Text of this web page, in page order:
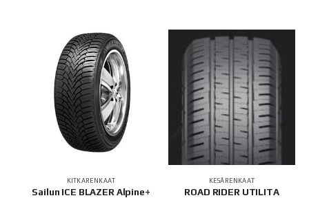
KITKARENKAAT
Sailun ICE BLAZER Alpine+
KESÄRENKAAT
ROAD RIDER UTILITA